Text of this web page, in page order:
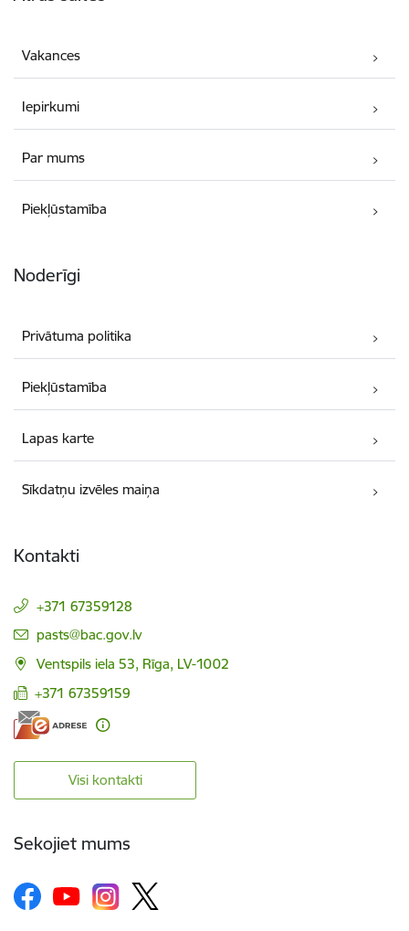
Vakances
Iepirkumi
Par mums
Piekļūstamība
Noderīgi
Privātuma politika
Piekļūstamība
Lapas karte
Sīkdatņu izvēles maiņa
Kontakti
+371 67359128
E-pasts:
pasts@bac.gov.lv
Ventspils iela 53, Rīga, LV-1002
+371 67359159
Visi kontakti
Sekojiet mums